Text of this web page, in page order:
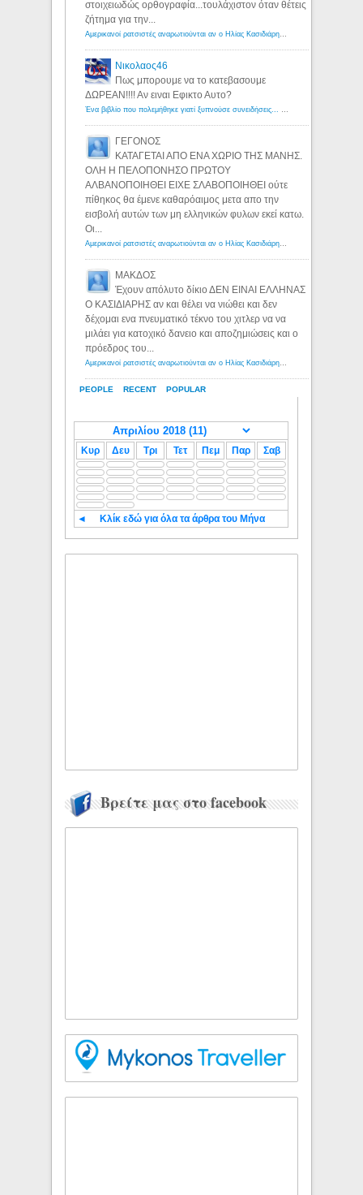
PEOPLE RECENT POPULAR
στοιχειωδώς ορθογραφία...τουλάχιστον όταν θέτεις
ζήτημα για την...
Αμερικανοί ρατσιστές αναρωτιούνται αν ο Ηλίας Κασιδιάρης ανήκει στη λευκή φυλή... - Λόγιος Ερμής
Νικολαος46
Πως μπορουμε να το κατεβασουμε
ΔΩΡΕΑΝ!!!! Αν ειναι Εφικτο Αυτο?
Ένα βιβλίο που πολεμήθηκε γιατί ξυπνούσε συνειδήσεις... - Λόγιος Ερμής | Η γνώση ξεκινάει με την αναζήτηση...
ΓΕΓΟΝΟΣ
ΚΑΤΑΓΕΤΑΙ ΑΠΟ ΕΝΑ ΧΩΡΙΟ ΤΗΣ ΜΑΝΗΣ.
ΟΛΗ Η ΠΕΛΟΠΟΝΗΣΟ ΠΡΩΤΟΥ
ΑΛΒΑΝΟΠΟΙΗΘΕΙ ΕΙΧΕ ΣΛΑΒΟΠΟΙΗΘΕΙ ούτε
πίθηκος θα έμενε καθαρόαιμος μετα απο την
εισβολή αυτών των μη ελληνικών φυλων εκεί κατω.
Οι...
Αμερικανοί ρατσιστές αναρωτιούνται αν ο Ηλίας Κασιδιάρης ανήκει στη λευκή φυλή... - Λόγιος Ερμής
ΜΑΚΔΟΣ
Έχουν απόλυτο δίκιο ΔΕΝ ΕΙΝΑΙ ΕΛΛΗΝΑΣ
Ο ΚΑΣΙΔΙΑΡΗΣ αν και θέλει να νιώθει και δεν
δέχομαι ενα πνευματικό τέκνο του χιτλερ να να
μιλάει για κατοχικό δανειο και αποζημιώσεις και ο
πρόεδρος του...
Αμερικανοί ρατσιστές αναρωτιούνται αν ο Ηλίας Κασιδιάρης ανήκει στη λευκή φυλή... - Λόγιος Ερμής
Κυρ Δευ Τρι Τετ Πεμ Παρ Σαβ
◄ Κλίκ εδώ για όλα τα άρθρα του Μήνα
Βρείτε μας στο facebook